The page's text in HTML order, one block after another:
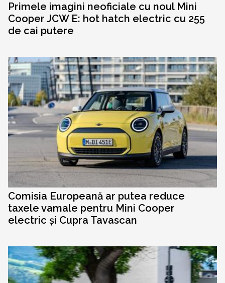
Primele imagini neoficiale cu noul Mini
Cooper JCW E: hot hatch electric cu 255
de cai putere
Comisia Europeană ar putea reduce
taxele vamale pentru Mini Cooper
electric și Cupra Tavascan